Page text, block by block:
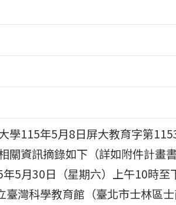
學115年5月8日屏大教育字第
關資訊摘錄如下（詳如附件計畫書
5月30日（星期六）上午10時至
臺灣科學教育館（臺北市士林區